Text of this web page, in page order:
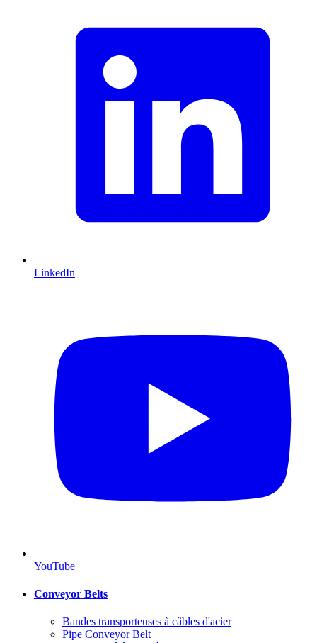
LinkedIn
YouTube
Conveyor Belts
Bandes transporteuses à câbles d'acier
Pipe Conveyor Belt